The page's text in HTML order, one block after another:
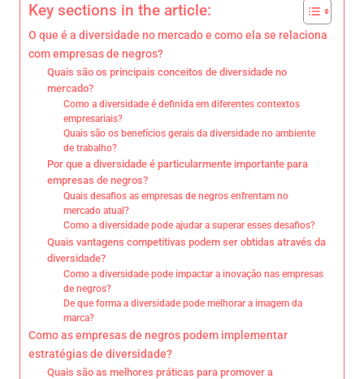
Key sections in the article:
O que é a diversidade no mercado e como ela se relaciona
com empresas de negros?
Quais são os principais conceitos de diversidade no
mercado?
Como a diversidade é definida em diferentes contextos
empresariais?
Quais são os benefícios gerais da diversidade no ambiente
de trabalho?
Por que a diversidade é particularmente importante para
empresas de negros?
Quais desafios as empresas de negros enfrentam no
mercado atual?
Como a diversidade pode ajudar a superar esses desafios?
Quais vantagens competitivas podem ser obtidas através da
diversidade?
Como a diversidade pode impactar a inovação nas empresas
de negros?
De que forma a diversidade pode melhorar a imagem da
marca?
Como as empresas de negros podem implementar
estratégias de diversidade?
Quais são as melhores práticas para promover a